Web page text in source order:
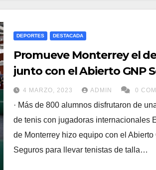
DEPORTES DESTACADA
Promueve Monterrey el
junto con el Abierto GNP
4 MARZO, 2023 ADMIN 0
· Más de 800 alumnos disfrutaron de
de tenis con jugadoras internacionales
de Monterrey hizo equipo con el Abierto
Seguros para llevar tenistas de talla…